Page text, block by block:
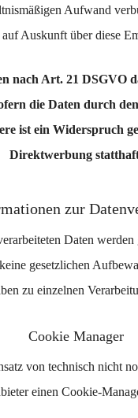
Aufwand
Auskunft über diese
nach Art. 21 DSGVO
die Daten durch
ist ein Widerspruch
Direktwerbung
zur
Daten
gesetzlichen
zu einzelnen
Cookie Manager
von technisch nicht
einen Cookie-